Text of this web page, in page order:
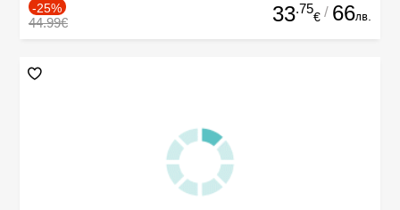
-25%
44.99€ 33.75
€ / 66лв.